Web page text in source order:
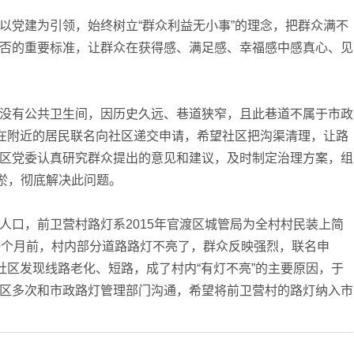
建为引领，始终树立“群众利益无小事”的理念，把群众满不
的重要标准，让群众在获得感、满足感、幸福感中感真心、见
公共卫生间，因历史久远、巷道狭窄，且此巷道不属于市政
附近的居民联名向社区递交申请，希望社区把沟渠清理，让路
党委认真研究群众提出的意见和建议，及时制定治理方案，组
彻底解决此问题。
，前卫营村路灯系2015年官渡区城管局为全村村民装上简
月前，村内部分道路路灯不亮了，群众反映强烈，联名申
发现线路老化、短路，成了村内“有灯不亮”的主要原因，于
多次和市政路灯管理部门沟通，希望将前卫营村的路灯纳入市